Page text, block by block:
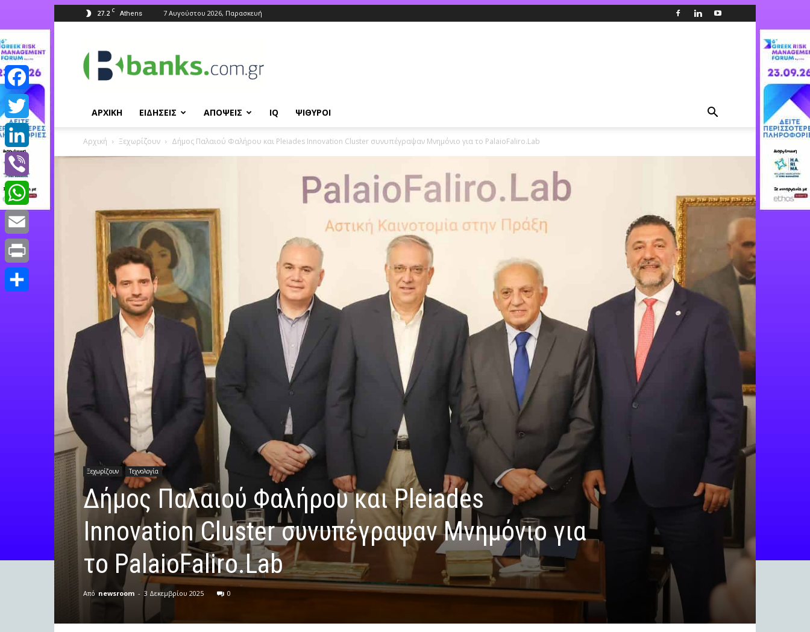
27.2 C Athens 7 Αυγούστου 2026, Παρασκευή
ΑΡΧΙΚΗ ΕΙΔΗΣΕΙΣ ΑΠΟΨΕΙΣ IQ ΨΙΘΥΡΟΙ
Αρχική Ξεχωρίζουν Δήμος Παλαιού Φαλήρου και Pleiades Innovation Cluster συνυπέγραψαν Μνημόνιο για το PalaioFaliro.Lab
Ξεχωρίζουν Τεχνολογία
Δήμος Παλαιού Φαλήρου και Pleiades
Innovation Cluster συνυπέγραψαν Μνημόνιο για
το PalaioFaliro.Lab
Από newsroom - 3 Δεκεμβρίου 2025 0
Facebook
Twitter
LinkedIn
Viber
WhatsApp
Email
Print